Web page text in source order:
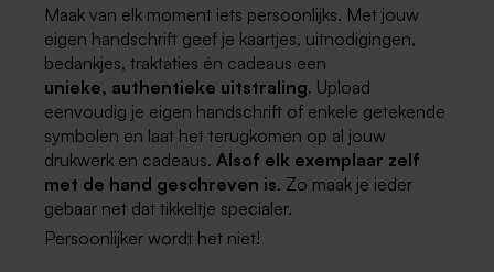
Maak van elk moment iets persoonlijks. Met jouw
eigen handschrift geef je kaartjes, uitnodigingen,
bedankjes, traktaties én cadeaus een
unieke, authentieke uitstraling. Upload
eenvoudig je eigen handschrift of enkele getekende
symbolen en laat het terugkomen op al jouw
drukwerk en cadeaus. Alsof elk exemplaar zelf
met de hand geschreven is. Zo maak je ieder
gebaar net dat tikkeltje specialer.
Persoonlijker wordt het niet!